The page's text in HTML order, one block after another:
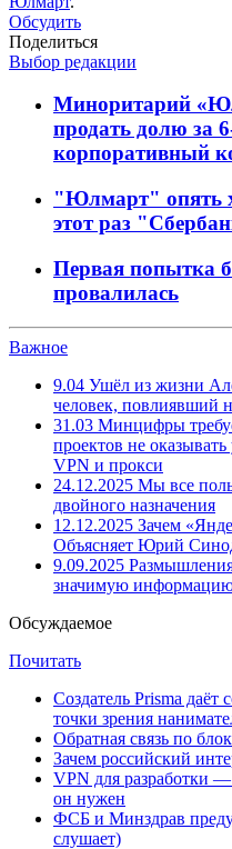
Обсудить
Поделиться
Выбор редакции
Миноритарий
продать долю за
корпоративный
"Юлмарт" опять
этот раз
Первая попытка
провалилась
Важное
9.04 Ушёл из жизни
человек, повлиявший
31.03 Минцифры
проектов не
VPN и прокси
24.12.2025 Мы все
двойного назначения
12.12.2025 Зачем
Объясняет Юрий
9.09.2025
значимую
Обсуждаемое
Почитать
Создатель Prisma
точки зрения
Обратная связь по
Зачем российский
VPN для разработки
он нужен
ФСБ и Минздрав
слушает)